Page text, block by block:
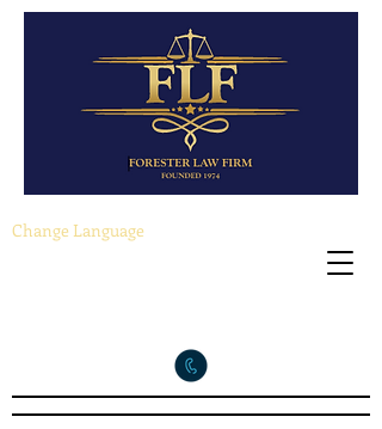
Change Language